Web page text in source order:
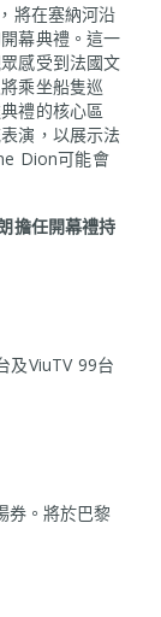
將在塞納河沿
幕典禮。這一
感受到法國文
乘坐船隻巡
禮的核心區
演，以展示法
Dion可能會
擔任開幕禮持
及ViuTV 99台
券。將於巴黎